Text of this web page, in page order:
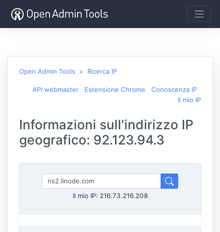
Open Admin Tools Ricerca IP
API webmaster Estensione Chrome
Conoscenza IP
Il mio IP
Informazioni sull'indirizzo IP
geografico: 92.123.94.3
Il mio IP: 216.73.216.208